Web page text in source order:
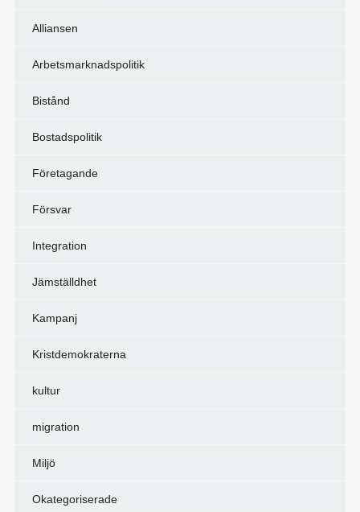
Alliansen
Arbetsmarknadspolitik
Bistånd
Bostadspolitik
Företagande
Försvar
Integration
Jämställdhet
Kampanj
Kristdemokraterna
kultur
migration
Miljö
Okategoriserade